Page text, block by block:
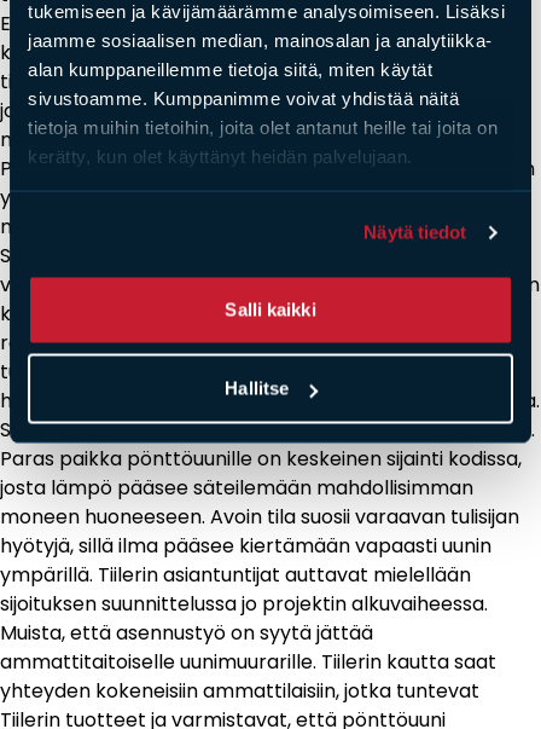
tukemiseen ja kävijämäärämme analysoimiseen. Lisäksi
jaamme sosiaalisen median, mainosalan ja analytiikka-
alan kumppaneillemme tietoja siitä, miten käytät
sivustoamme. Kumppanimme voivat yhdistää näitä
tietoja muihin tietoihin, joita olet antanut heille tai joita on
kerätty, kun olet käyttänyt heidän palvelujaan.
Näytä tiedot
Salli kaikki
Hallitse
Ensimmäinen huomioitava asia on savuhormin sijainti ja
kunto. Pönttöuuni voidaan liittää joko olemassa olevaan
tiilihormiin tai uuteen teräshormiin. Liitoskohta voi olla
joko uunin päältä, sivulta tai takaa, riippuen valitusta
mallista.
Paloturvallisuusetäisyydet ovat ehdottomia. Pönttöuunin
ympärillä on oltava riittävästi tilaa syttyviin
materiaaleihin, kuten puuseiniin tai huonekaluihin.
Suojaetäisyydet määritellään valmistajan ohjeissa ja
viranomaismääräyksissä. Mikäli etäisyydet eivät täyty, on
käytettävä palosuojalevyjä tai muita hyväksyttyjä
ratkaisuja. Lattian suojaus on myös välttämätöntä:
tulisijan eteen asennetaan kipinäpelti tai lasi, joka estää
hehkuvien hiilien putoamisen lattialle luukkua avattaessa.
Sijoituksessa kannattaa pohtia myös lämmön leviämistä.
Paras paikka pönttöuunille on keskeinen sijainti kodissa,
josta lämpö pääsee säteilemään mahdollisimman
moneen huoneeseen. Avoin tila suosii varaavan tulisijan
hyötyjä, sillä ilma pääsee kiertämään vapaasti uunin
ympärillä. Tiilerin asiantuntijat auttavat mielellään
sijoituksen suunnittelussa jo projektin alkuvaiheessa.
Muista, että asennustyö on syytä jättää
ammattitaitoiselle uunimuurarille. Tiilerin kautta saat
yhteyden kokeneisiin ammattilaisiin, jotka tuntevat
Tiilerin tuotteet ja varmistavat, että pönttöuuni